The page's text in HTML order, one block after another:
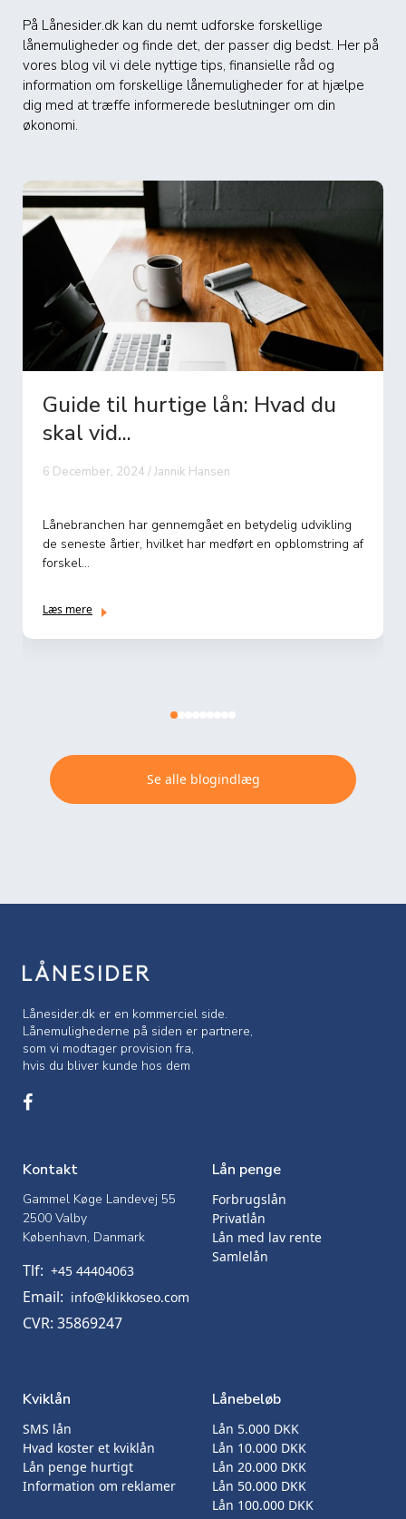
På Lånesider.dk kan du nemt udforske forskellige
lånemuligheder og finde det, der passer dig bedst. Her på
vores blog vil vi dele nyttige tips, finansielle råd og
information om forskellige lånemuligheder for at hjælpe
dig med at træffe informerede beslutninger om din
økonomi.
til hurtige lån: Hvad du
vid...
2024 / Jannik Hansen
har gennemgået en betydelig udvikling
seneste årtier, hvilket har medført en opblomstring af
Se alle blogindlæg
Lånesider.dk er en kommerciel side.
Lånemulighederne på siden er partnere,
som vi modtager provision fra,
hvis du bliver kunde hos dem
Kontakt
Gammel Køge Landevej 55
2500 Valby
København, Danmark
Tlf: +45 44404063
Email: info@klikkoseo.com
CVR: 35869247
Lån penge
Forbrugslån
Privatlån
Lån med lav rente
Samlelån
Kviklån
SMS lån
Hvad koster et kviklån
Lån penge hurtigt
Information om reklamer
Lånebeløb
Lån 5.000 DKK
Lån 10.000 DKK
Lån 20.000 DKK
Lån 50.000 DKK
Lån 100.000 DKK